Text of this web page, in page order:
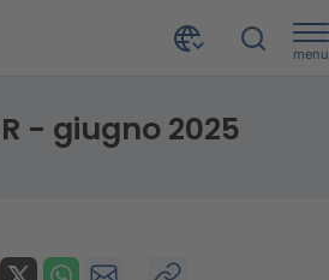
menu
- giugno 2025